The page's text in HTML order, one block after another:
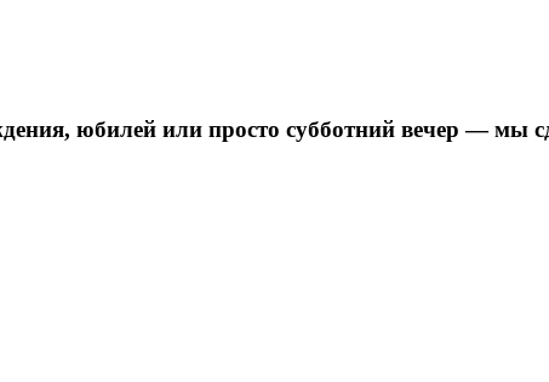
юбилей или просто субботний вечер — мы